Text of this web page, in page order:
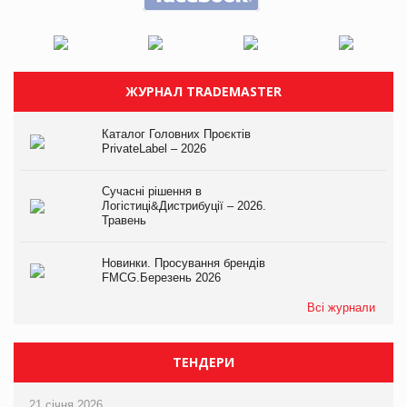
ЖУРНАЛ TRADEMASTER
Каталог Головних Проєктів
PrivateLabel – 2026
Сучасні рішення в
Логістиці&Дистрибуції – 2026.
Травень
Новинки. Просування брендів
FMCG.Березень 2026
Всі журнали
ТЕНДЕРИ